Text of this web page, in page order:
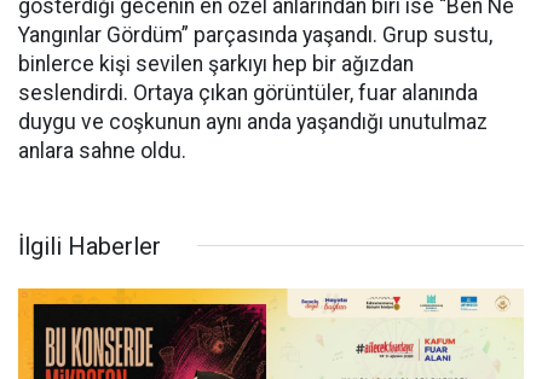
gösterdiği gecenin en özel anlarından biri ise “Ben Ne
Yangınlar Gördüm” parçasında yaşandı. Grup sustu,
binlerce kişi sevilen şarkıyı hep bir ağızdan
seslendirdi. Ortaya çıkan görüntüler, fuar alanında
duygu ve coşkunun aynı anda yaşandığı unutulmaz
anlara sahne oldu.
İlgili Haberler